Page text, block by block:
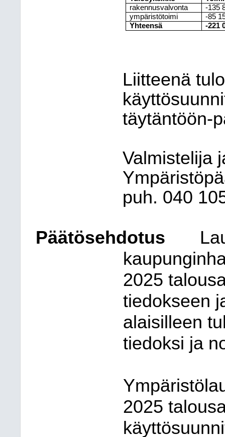
rakennusvalvonta
-135
ympäristötoimi
-85
Yhteensä
-221
Liitteenä
täytäntöön-
Valmistelija
puh. 040
Päätösehdotus
2025
tiedokseen
alaisilleen
tiedoksi ja
2025